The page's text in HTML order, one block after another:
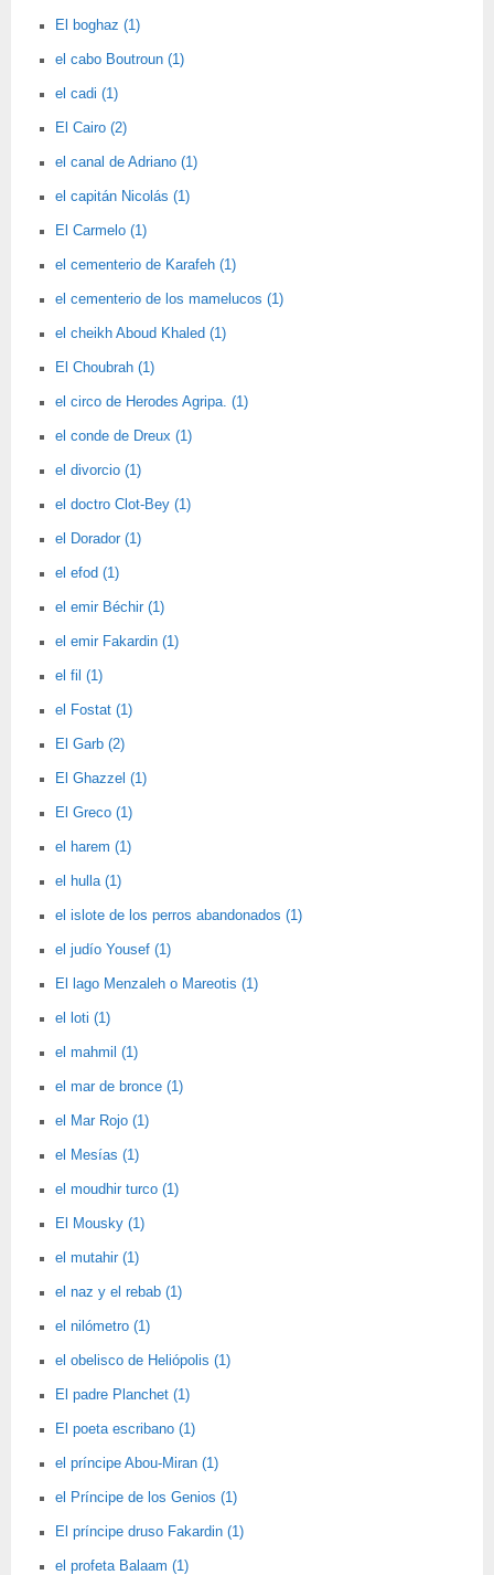
El boghaz (1)
el cabo Boutroun (1)
el cadi (1)
El Cairo (2)
el canal de Adriano (1)
el capitán Nicolás (1)
El Carmelo (1)
el cementerio de Karafeh (1)
el cementerio de los mamelucos (1)
el cheikh Aboud Khaled (1)
El Choubrah (1)
el circo de Herodes Agripa. (1)
el conde de Dreux (1)
el divorcio (1)
el doctro Clot-Bey (1)
el Dorador (1)
el efod (1)
el emir Béchir (1)
el emir Fakardin (1)
el fil (1)
el Fostat (1)
El Garb (2)
El Ghazzel (1)
El Greco (1)
el harem (1)
el hulla (1)
el islote de los perros abandonados (1)
el judío Yousef (1)
El lago Menzaleh o Mareotis (1)
el loti (1)
el mahmil (1)
el mar de bronce (1)
el Mar Rojo (1)
el Mesías (1)
el moudhir turco (1)
El Mousky (1)
el mutahir (1)
el naz y el rebab (1)
el nilómetro (1)
el obelisco de Heliópolis (1)
El padre Planchet (1)
El poeta escribano (1)
el príncipe Abou-Miran (1)
el Príncipe de los Genios (1)
El príncipe druso Fakardin (1)
el profeta Balaam (1)